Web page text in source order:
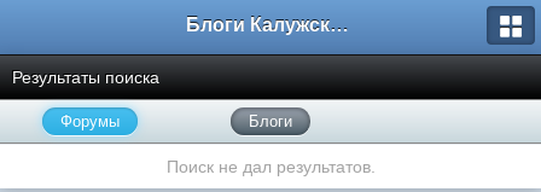
Блоги Калужского перекрестка
Результаты поиска
Форумы Блоги
Поиск не дал результатов.